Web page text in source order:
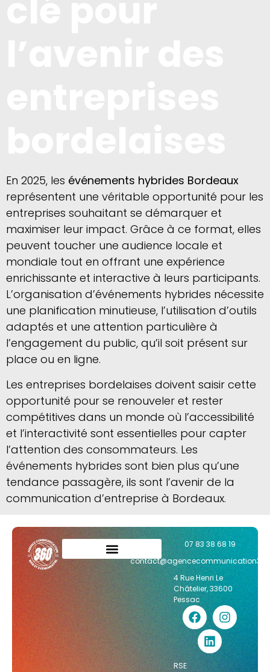
En 2025, les événements hybrides Bordeaux
représentent une véritable opportunité pour les
entreprises souhaitant se démarquer et
maximiser leur impact. Grâce à ce format, elles
peuvent toucher une audience locale et
mondiale tout en offrant une expérience
enrichissante et interactive à leurs participants.
L’organisation d’événements hybrides nécessite
une planification minutieuse, l’utilisation d’outils
adaptés et une attention particulière à
l’engagement du public, qu’il soit présent sur
place ou en ligne.
Les entreprises bordelaises doivent saisir cette
opportunité pour se renouveler et rester
compétitives dans un monde où l’accessibilité
et l’interactivité sont essentielles pour capter
l’attention des consommateurs. Les
événements hybrides sont bien plus qu’une
tendance passagère, ils sont l’avenir de la
communication d’entreprise à Bordeaux.
07 83 38 68 19
4 Rue Henri Le
Châtelier, 33600
Pessac
RSE